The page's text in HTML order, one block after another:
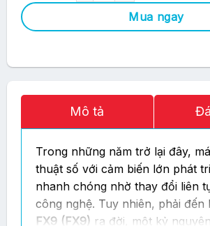
Mua ngay
Mô tả
Trong những năm trở lại đây,
thuật số với cảm biến lớn phát
nhanh chóng nhờ thay đổi liên
công nghệ. Tuy nhiên, phải đến
FX9 (FX9) ra đời, một kỷ